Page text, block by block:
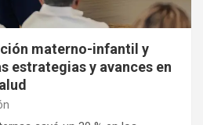
materno-infantil y
estrategias y avances en